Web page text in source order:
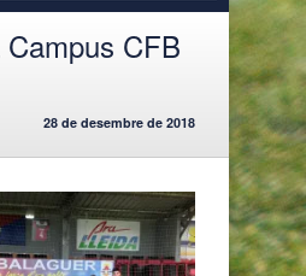
CFB
28 de desembre de 2018